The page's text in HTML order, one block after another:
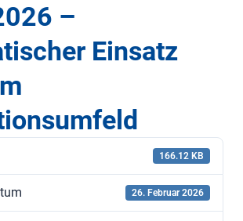
–
Einsatz
166.12 KB
26. Februar 2026